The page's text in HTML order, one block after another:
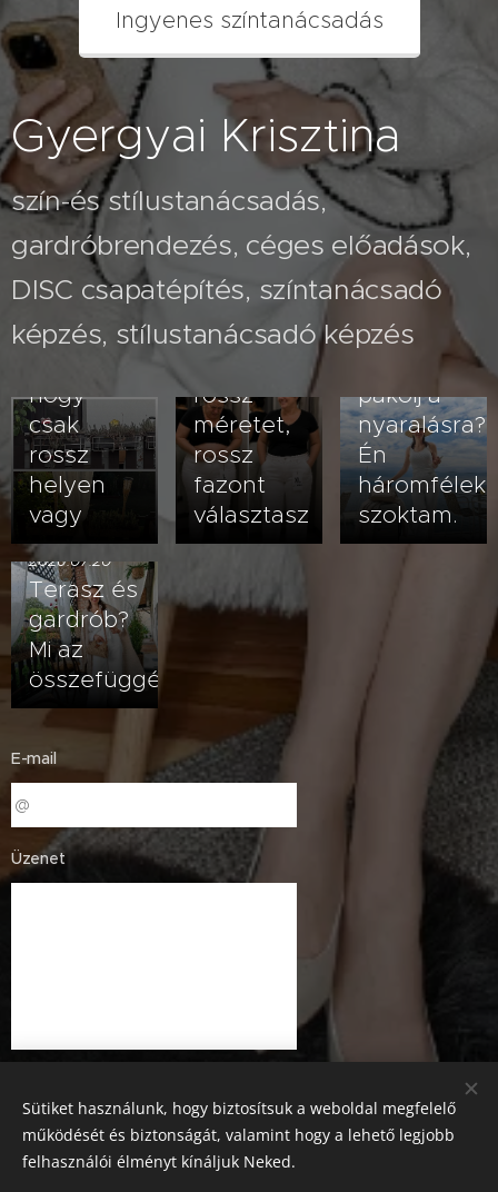
Ingyenes színtanácsadás
Gyergyai Krisztina
szín-és stílustanácsadás,
gardróbrendezés, céges előadások,
DISC csapatépítés, színtanácsadó
képzés, stílustanácsadó képzés
2026.08.03
Nem
veled van
hogy
csak
rossz
helyen
vagy
2026.07.26
A fehér
nadrág
kövérít –
rossz
méretet,
rossz
fazont
választasz
2026.07.23
Hogyan
pakolj a
nyaralásra?
Én
szoktam.
2026.07.20
Terasz és
gardrób?
Mi az
összefüggés?
E-mail
Üzenet
Sütiket használunk, hogy biztosítsuk a weboldal megfelelő
működését és biztonságát, valamint hogy a lehető legjobb
felhasználói élményt kínáljuk Neked.